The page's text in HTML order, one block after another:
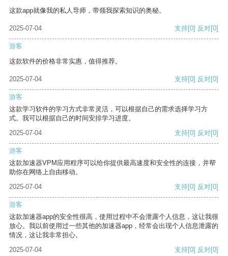
这款app就像我的私人导师，带领我探索知识的奥秘。
2025-07-04 支持[0] 反对[0]
游客
这款软件的价格非常实惠，值得推荐。
2025-07-04 支持[0] 反对[0]
游客
这款学习软件的学习方式非常灵活，可以根据自己的需求选择学习方
式。我可以根据自己的时间安排学习进度。
2025-07-04
支持[0] 反对[0]
游客
这款加速器VPM应用程序可以给你提供最高速度和安全性的连接，并帮
助你在网络上自由移动。
2025-07-04
支持[0] 反对[0]
游客
这款加速器app的安全性很高，使用过程中不会泄露个人信息，这让我很
放心。我以前使用过一些其他的加速器app，经常会出现个人信息泄露的
情况，这让我非常担心。
2025-07-04
支持[0] 反对[0]